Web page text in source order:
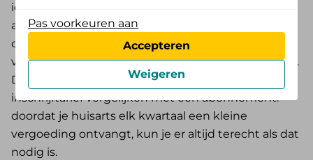
ieder kwartaal kosten vergoedt aan je huisarts, óók
als je niet op consult bent geweest. Je huisarts
ontvangt namelijk iedere drie maanden een
vergoeding voor iedere patiënt die is ingeschreven.
Dit noemen we het inschrijftarief. Je kunt het
inschrijftarief vergelijken met een abonnement:
doordat je huisarts elk kwartaal een kleine
vergoeding ontvangt, kun je er altijd terecht als dat
nodig is.
Pas voorkeuren aan
Accepteren
Weigeren